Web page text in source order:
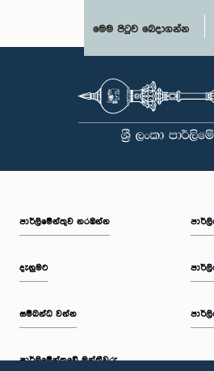
මෙම පිටුව බෙදාගන්න
පාර්ලි‌මේන්තුව නරඹන්න
දැනුමට
සම්බන්ධ වන්න
පාර්ලි‌මේන්තුවේ මන්ත්‍රීවරු